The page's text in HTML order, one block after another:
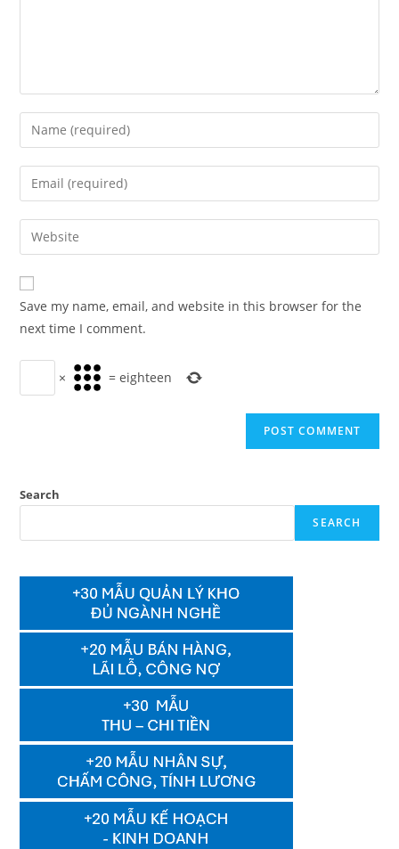
Enter
your
name
comment
Enter
your
email
address
comment
Enter
your
website
URL
(optional)
Save my name, email, and website in this browser for the
next time I comment.
× =eighteen
Search
SEARCH